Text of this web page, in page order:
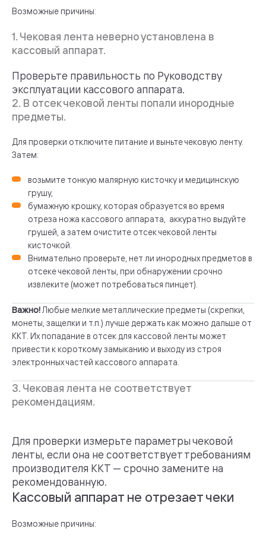
Возможные причины:
1. Чековая лента неверно установлена в
кассовый аппарат.
Проверьте правильность по Руководству
эксплуатации кассового аппарата.
2. В отсек чековой ленты попали инородные
предметы.
Для проверки отключите питание и выньте чековую ленту.
Затем:
возьмите тонкую малярную кисточку и медицинскую
грушу,
бумажную крошку, которая образуется во время
отреза ножа кассового аппарата, аккуратно выдуйте
грушей, а затем очистите отсек чековой ленты
кисточкой.
Внимательно проверьте, нет ли инородных предметов в
отсеке чековой ленты, при обнаружении срочно
извлеките (может потребоваться пинцет).
Важно!Любые мелкие металлические предметы (скрепки,
монеты, защелки и т.п.) лучше держать как можно дальше от
ККТ. Их попадание в отсек для кассовой ленты может
привести к короткому замыканию и выходу из строя
электронных частей кассового аппарата.
3. Чековая лента не соответствует
рекомендациям.
Для проверки измерьте параметры чековой
ленты, если она не соответствует требованиям
производителя ККТ — срочно замените на
рекомендованную.
Кассовый аппарат не отрезает чеки
Возможные причины: